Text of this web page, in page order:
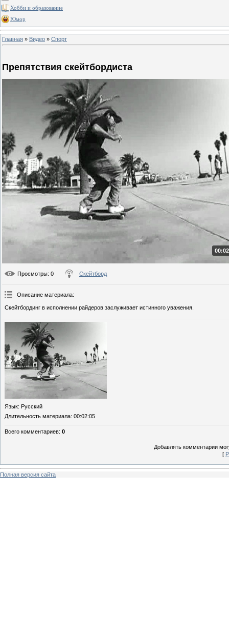
Хобби и образование
Юмор
Главная » Видео » Спорт
Препятствия скейтбордиста
Просмотры: 0 Скейтборд
Описание материала:
Скейтбординг в исполнении райдеров заслуживает истинного уважения.
Язык: Русский
Длительность материала: 00:02:05
Всего комментариев: 0
Добавлять комментарии
[
Полная версия сайта